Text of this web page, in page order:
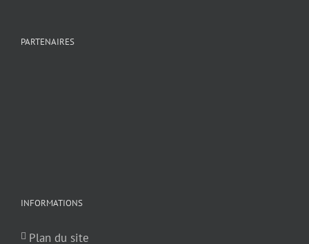
PARTENAIRES
INFORMATIONS
Plan du site